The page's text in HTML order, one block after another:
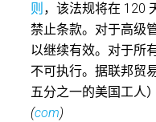
则 ，该法规将在 120
禁止条款。对于高级
以继续有效。对于所
不可执行。据联邦贸
五分之一的美国工人
(com)